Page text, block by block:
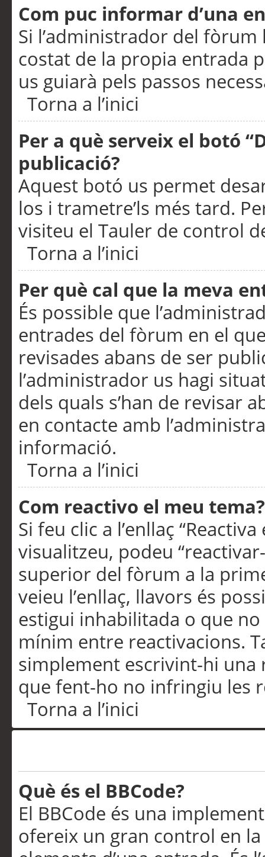
Com puc informar d’una
Si l’administrador del
costat de la propia entrada
us guiarà pels passos
Torna a l’inici
Per a què serveix el botó
publicació?
Aquest botó us permet
los i trametre’ls més tard.
visiteu el Tauler de control
Torna a l’inici
Per què cal que la meva
És possible que
entrades del fòrum en el
revisades abans de ser
l’administrador us hagi
dels quals s’han de revisar
en contacte amb
informació.
Torna a l’inici
Com reactivo el meu tema?
Si feu clic a l’enllaç
visualitzeu, podeu
superior del fòrum a la
veieu l’enllaç, llavors és
estigui inhabilitada o que
mínim entre reactivacions.
simplement escrivint-hi una
que fent-ho no infringiu les
Torna a l’inici
Què és el BBCode?
El BBCode és una
ofereix un gran control en